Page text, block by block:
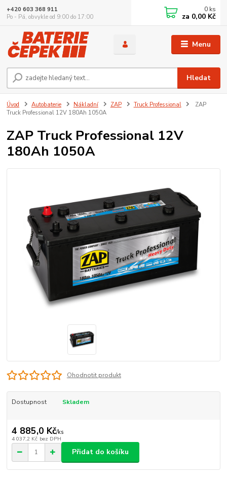
Menu
Hledat
+420 603 368 911
Po - Pá, obvykle od 9:00 do 17:00
0 ks
za 0,00 Kč
Úvod Autobaterie Nákladní ZAP Truck Professional
ZAP
Truck Professional 12V 180Ah 1050A
ZAP Truck Professional 12V
180Ah 1050A
Ohodnotit produkt
Dostupnost Skladem
4 885,0 Kč/ks
4 037,2 Kč bez DPH
Přidat do košíku